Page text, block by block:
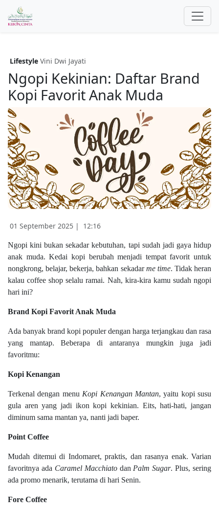
Lifestyle Vini Dwi Jayati
Ngopi Kekinian: Daftar Brand
Kopi Favorit Anak Muda
01 September 2025 | 12:16
Ngopi kini bukan sekadar kebutuhan, tapi sudah jadi gaya hidup
anak muda. Kedai kopi berubah menjadi tempat favorit untuk
nongkrong, belajar, bekerja, bahkan sekadarme time. Tidak heran
kalau coffee shop selalu ramai. Nah, kira-kira kamu sudah ngopi
hari ini?
Brand Kopi Favorit Anak Muda
Ada banyak brand kopi populer dengan harga terjangkau dan rasa
yang mantap. Beberapa di antaranya mungkin juga jadi
favoritmu:
Kopi Kenangan
Terkenal dengan menu Kopi Kenangan Mantan, yaitu kopi susu
gula aren yang jadi ikon kopi kekinian. Eits, hati-hati, jangan
diminum sama mantan ya, nanti jadi baper.
Point Coffee
Mudah ditemui di Indomaret, praktis, dan rasanya enak. Varian
favoritnya ada Caramel Macchiatodan Palm Sugar. Plus, sering
ada promo menarik, terutama di hari Senin.
Fore Coffee